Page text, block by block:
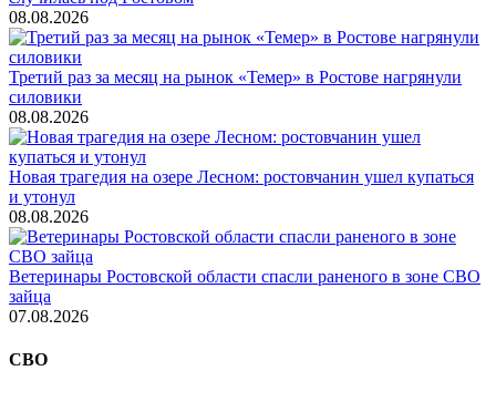
08.08.2026
Третий раз за месяц на рынок «Темер» в Ростове нагрянули
силовики
08.08.2026
Новая трагедия на озере Лесном: ростовчанин ушел купаться
и утонул
08.08.2026
Ветеринары Ростовской области спасли раненого в зоне СВО
зайца
07.08.2026
СВО